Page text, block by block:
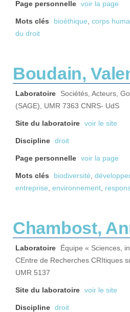
Page personnelle voir la page
Mots clés bioéthique, corps
du droit
Boudain,
Laboratoire
Sociétés, Acteurs,
(SAGE), UMR 7363 CNRS- UdS
Site du laboratoire voir le site
Discipline droit
Page personnelle voir la page
Mots clés biodiversité,
entreprise, environnement,
Chambost,
Laboratoire
Équipe « Sciences,
CEntre de Recherches CRItiques
UMR 5137
Site du laboratoire voir le site
Discipline droit